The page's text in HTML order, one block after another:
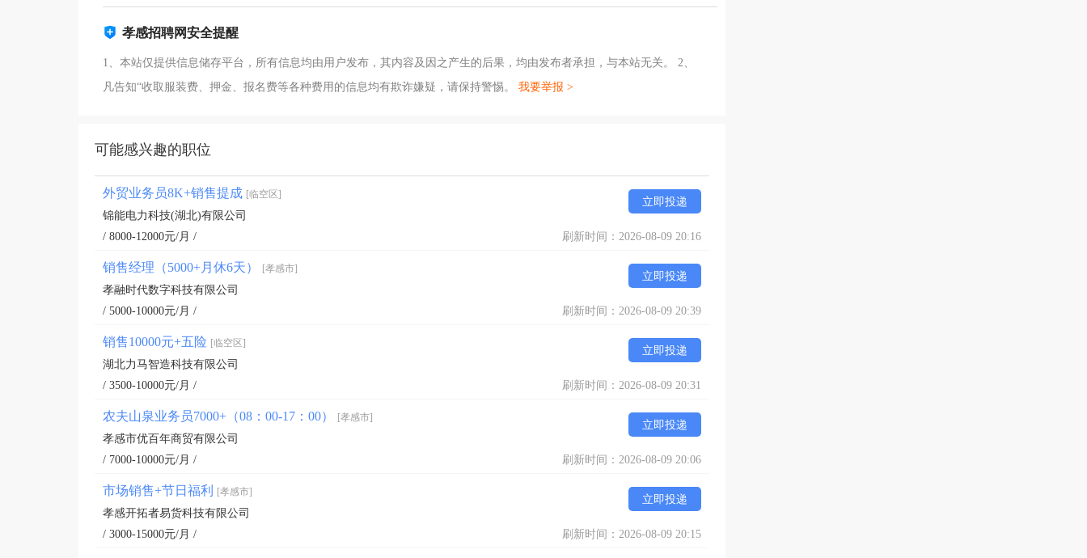
孝感招聘网安全提醒
1、本站仅提供信息储存平台，所有信息均由用户发布，其内容及因之产生的后果，均由发布者承担，与本站无关。 2、
凡告知“收取服装费、押金、报名费等各种费用的信息均有欺诈嫌疑，请保持警惕。 我要举报 >
可能感兴趣的职位
外贸业务员8K+销售提成 [临空区]
立即投递
锦能电力科技(湖北)有限公司
/ 8000-12000元/月 /
刷新时间：2026-08-09 20:16
销售经理（5000+月休6天） [孝感市]
立即投递
孝融时代数字科技有限公司
/ 5000-10000元/月 /
刷新时间：2026-08-09 20:39
销售10000元+五险 [临空区]
立即投递
湖北力马智造科技有限公司
/ 3500-10000元/月 /
刷新时间：2026-08-09 20:31
农夫山泉业务员7000+（08：00-17：00） [孝感市]
立即投递
孝感市优百年商贸有限公司
/ 7000-10000元/月 /
刷新时间：2026-08-09 20:06
市场销售+节日福利 [孝感市]
立即投递
孝感开拓者易货科技有限公司
/ 3000-15000元/月 /
刷新时间：2026-08-09 20:15